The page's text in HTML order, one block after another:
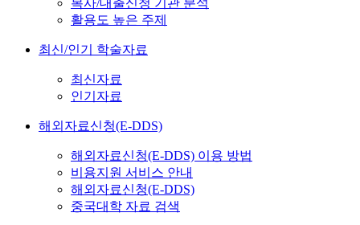
복사/대출신청 기관 분석
활용도 높은 주제
최신/인기 학술자료
최신자료
인기자료
해외자료신청(E-DDS)
해외자료신청(E-DDS) 이용 방법
비용지원 서비스 안내
해외자료신청(E-DDS)
중국대학 자료 검색